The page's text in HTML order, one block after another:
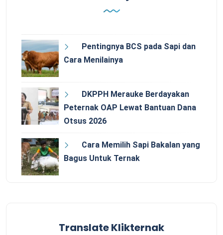
Pentingnya BCS pada Sapi dan
Cara Menilainya
DKPPH Merauke Berdayakan
Peternak OAP Lewat Bantuan Dana
Otsus 2026
Cara Memilih Sapi Bakalan yang
Bagus Untuk Ternak
Translate Klikternak